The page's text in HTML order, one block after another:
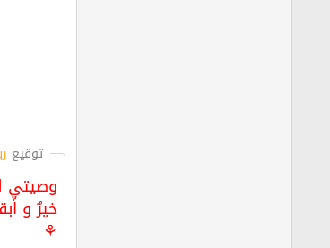
توقيع
‏وصيتي
خيرٌ و
⚘